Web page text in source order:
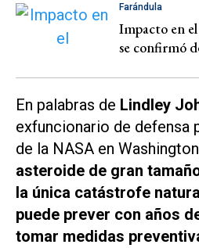
Farándula
Impacto en
se confirmó
En palabras de Lindley
exfuncionario de defensa
de la NASA en
asteroide de gran
la única catástrofe
puede prever con años
tomar medidas